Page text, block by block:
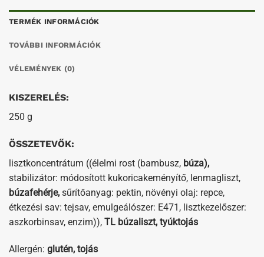
TERMÉK INFORMÁCIÓK
TOVÁBBI INFORMÁCIÓK
VÉLEMÉNYEK (0)
KISZERELÉS:
250 g
ÖSSZETEVŐK:
lisztkoncentrátum ((élelmi rost (bambusz, búza),
stabilizátor: módosított kukoricakeményítő, lenmagliszt,
búzafehérje, sűrítőanyag: pektin, növényi olaj: repce,
étkezési sav: tejsav, emulgeálószer: E471, lisztkezelőszer:
aszkorbinsav, enzim)), TL búzaliszt, tyúktojás
Allergén: glutén, tojás